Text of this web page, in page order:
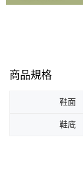
商品規格
鞋面
鞋底